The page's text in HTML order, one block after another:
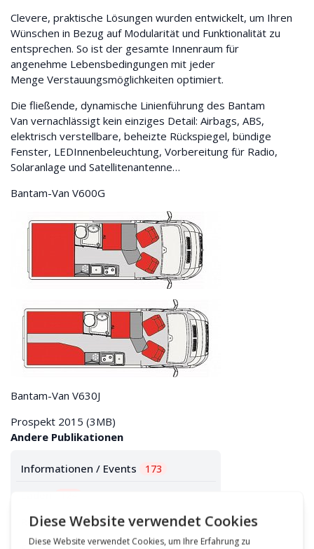
Clevere, praktische Lösungen wurden entwickelt, um Ihren
Wünschen in Bezug auf Modularität und Funktionalität zu
entsprechen. So ist der gesamte Innenraum für
angenehme Lebensbedingungen mit jeder
Menge Verstauungsmöglichkeiten optimiert.
Die fließende, dynamische Linienführung des Bantam
Van vernachlässigt kein einziges Detail: Airbags, ABS,
elektrisch verstellbare, beheizte Rückspiegel, bündige
Fenster, LEDInnenbeleuchtung, Vorbereitung für Radio,
Solaranlage und Satellitenantenne…
Bantam-Van V600G
Bantam-Van V630J
Prospekt 2015 (3MB)
Andere Publikationen
Informationen / Events 173
Reisemobile 144